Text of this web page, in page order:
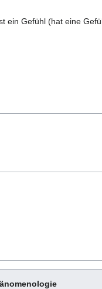
ein Gefühl (hat eine